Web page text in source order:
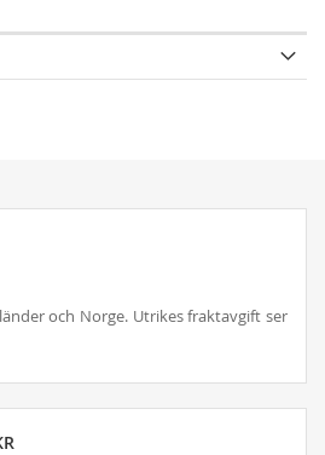
och Norge. Utrikes fraktavgift ser